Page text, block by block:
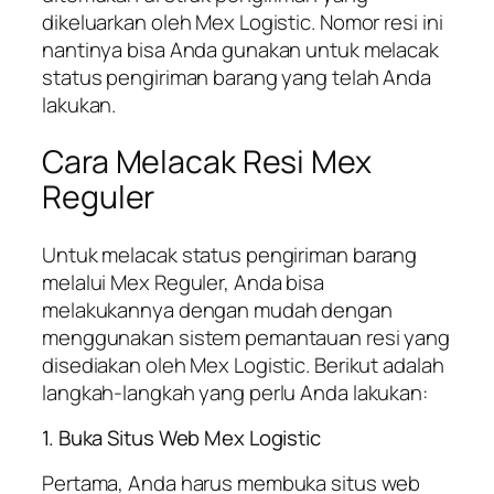
dikeluarkan oleh Mex Logistic. Nomor resi ini
nantinya bisa Anda gunakan untuk melacak
status pengiriman barang yang telah Anda
lakukan.
Cara Melacak Resi Mex
Reguler
Untuk melacak status pengiriman barang
melalui Mex Reguler, Anda bisa
melakukannya dengan mudah dengan
menggunakan sistem pemantauan resi yang
disediakan oleh Mex Logistic. Berikut adalah
langkah-langkah yang perlu Anda lakukan:
1. Buka Situs Web Mex Logistic
Pertama, Anda harus membuka situs web